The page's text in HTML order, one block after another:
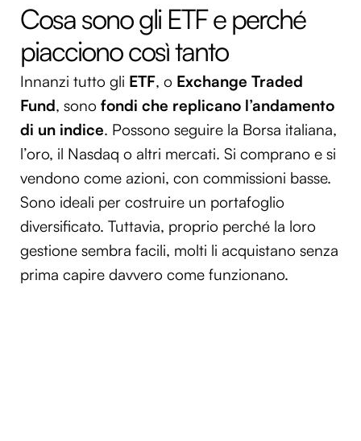
Cosa sono gli ETF e perché
piacciono così tanto
Innanzi tutto gli ETF, o Exchange Traded
Fund, sono fondi che replicano l’andamento
di un indice. Possono seguire la Borsa italiana,
l’oro, il Nasdaq o altri mercati. Si comprano e si
vendono come azioni, con commissioni basse.
Sono ideali per costruire un portafoglio
diversificato. Tuttavia, proprio perché la loro
gestione sembra facili, molti li acquistano senza
prima capire davvero come funzionano.